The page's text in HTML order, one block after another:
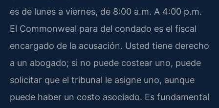
es de lunes a viernes, de 8:00 a.m. A 4:00 p.m.
El Commonweal para del condado es el fiscal
encargado de la acusación. Usted tiene derecho
a un abogado; si no puede costear uno, puede
solicitar que el tribunal le asigne uno, aunque
puede haber un costo asociado. Es fundamental